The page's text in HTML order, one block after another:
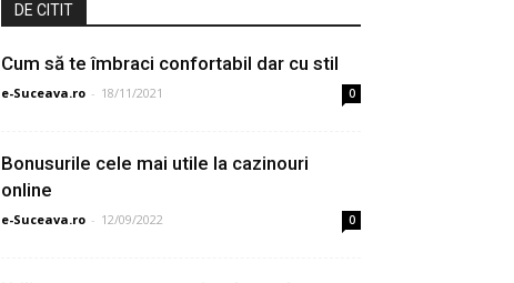
DE CITIT
Cum să te îmbraci confortabil dar cu stil
e-Suceava.ro - 18/11/2021 0
Bonusurile cele mai utile la cazinouri
online
e-Suceava.ro - 12/09/2022 0